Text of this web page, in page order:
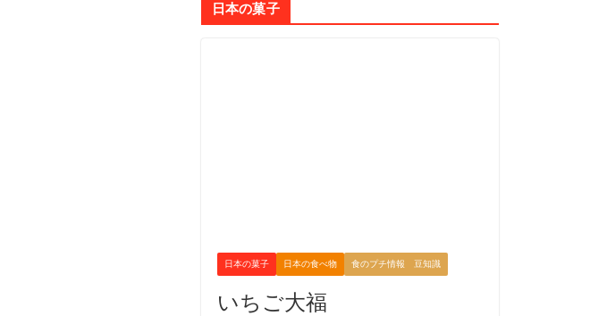
日本の菓子
日本の菓子 日本の食べ物 食のプチ情報 豆知識
いちご大福